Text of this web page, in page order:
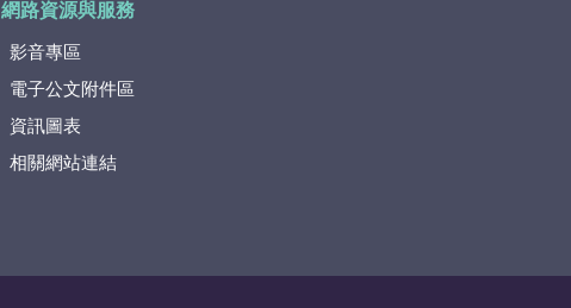
網路資源與服務
影音專區
電子公文附件區
資訊圖表
相關網站連結